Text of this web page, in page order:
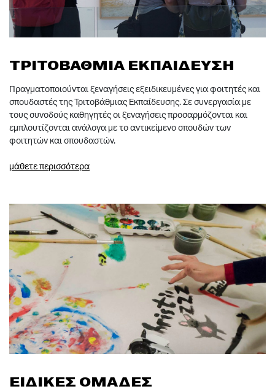
ΤΡΙΤΟΒΑΘΜΙΑ ΕΚΠΑΙΔΕΥΣΗ
Πραγματοποιούνται ξεναγήσεις εξειδικευμένες για φοιτητές και
σπουδαστές της Τριτοβάθμιας Εκπαίδευσης. Σε συνεργασία με
τους συνοδούς καθηγητές οι ξεναγήσεις προσαρμόζονται και
εμπλουτίζονται ανάλογα με το αντικείμενο σπουδών των
φοιτητών και σπουδαστών.
μάθετε περισσότερα
ΕΙΔΙΚΕΣ ΟΜΑΔΕΣ